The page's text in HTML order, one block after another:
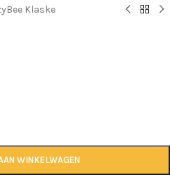
Klaske
WINKELWAGEN